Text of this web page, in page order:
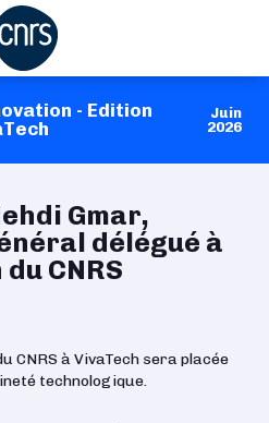
- Edition
Juin
2026
Gmar,
délégué à
CNRS
CNRS à VivaTech sera placée
technologique.